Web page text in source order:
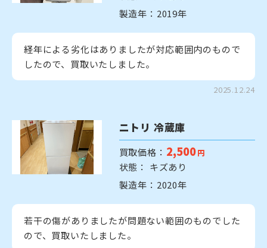
製造年：2019年
経年による劣化はありましたが対応範囲内のもので
したので、買取いたしました。
2025.12.24
ニトリ 冷蔵庫
買取価格： 2,500 円
状態： キズあり
製造年：2020年
若干の傷がありましたが問題ない範囲のものでした
ので、買取いたしました。